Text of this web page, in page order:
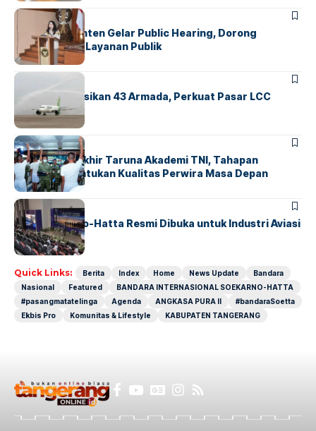
BANDARA BERITA
Karantina Banten Gelar Public Hearing, Dorong
Transparansi Layanan Publik
BANDARA
Citilink Operasikan 43 Armada, Perkuat Pasar LCC
Nasional
BERITA
Sidang Pantukhir Taruna Akademi TNI, Tahapan
Strategis Tentukan Kualitas Perwira Masa Depan
BANDARA BERITA
IALC Soekarno-Hatta Resmi Dibuka untuk Industri Aviasi
Dunia
Quick Links: Berita Index Home News Update
Bandara
Nasional
Featured
BANDARA INTERNASIONAL SOEKARNO-HATTA
#pasangmatatelinga
Agenda ANGKASA PURA II
#bandaraSoetta
Ekbis Pro
Komunitas & Lifestyle KABUPATEN TANGERANG